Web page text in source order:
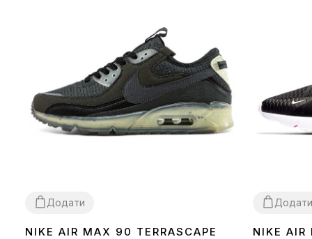
Додати
NIKE AIR MAX 90 TERRASCAPE
Додати
NIKE AIR